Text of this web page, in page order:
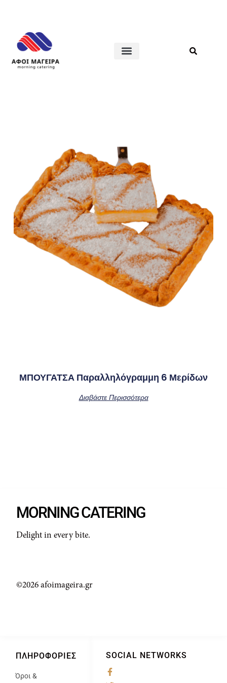
ΜΠΟΥΓΑΤΣΑ Παραλληλόγραμμη 6 Μερίδων
Διαβάστε Περισσότερα
SOCIAL NETWORKS
ΠΛΗΡΟΦΟΡΊΕΣ
Όροι &
MORNING CATERING
Delight in every bite.
©2026 afoimageira.gr